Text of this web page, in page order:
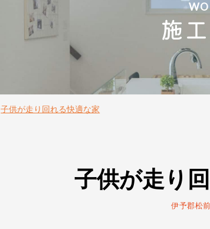
施
子供が走り回れる快適な家
子供が走り
伊予郡松